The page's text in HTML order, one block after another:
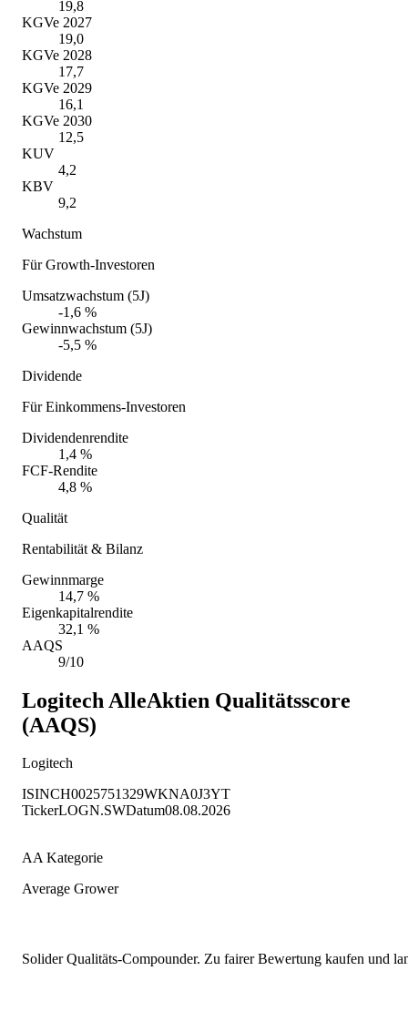
19,8
KGVe 2027
19,0
KGVe 2028
17,7
KGVe 2029
16,1
KGVe 2030
12,5
KUV
4,2
KBV
9,2
Wachstum
Für Growth-Investoren
Umsatzwachstum (5J)
-1,6 %
Gewinnwachstum (5J)
-5,5 %
Dividende
Für Einkommens-Investoren
Dividendenrendite
1,4 %
FCF-Rendite
4,8 %
Qualität
Rentabilität & Bilanz
Gewinnmarge
14,7 %
Eigenkapitalrendite
32,1 %
AAQS
9/10
Logitech AlleAktien Qualitätsscore
(AAQS)
Logitech
ISINCH0025751329WKNA0J3YT
TickerLOGN.SWDatum08.08.2026
AA Kategorie
Average Grower
Solider Qualitäts-Compounder. Zu fairer Bewertung kaufen und